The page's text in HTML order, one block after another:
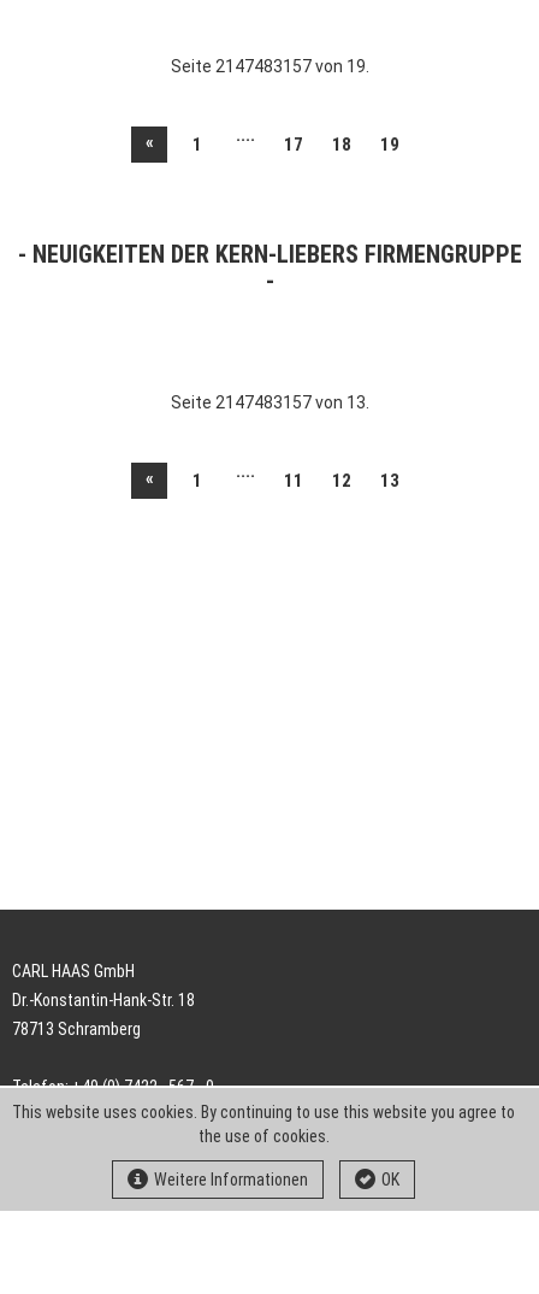
Seite 2147483157 von 19.
« 1 .... 17 18 19
NEUIGKEITEN DER KERN-LIEBERS FIRMENGRUPPE
Seite 2147483157 von 13.
« 1 .... 11 12 13
CARL HAAS GmbH
Dr.-Konstantin-Hank-Str. 18
78713 Schramberg
Telefon: +49 (0) 7422 . 567 - 0
Telefax: +49 (0) 7422 . 567 - 239
info-ch@kern-liebers.com
This website uses cookies. By continuing to use this website you agree to
the use of cookies.
Weitere Informationen OK